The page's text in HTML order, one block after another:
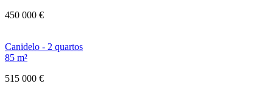
450 000 €
Canidelo - 2 quartos
85 m²
515 000 €